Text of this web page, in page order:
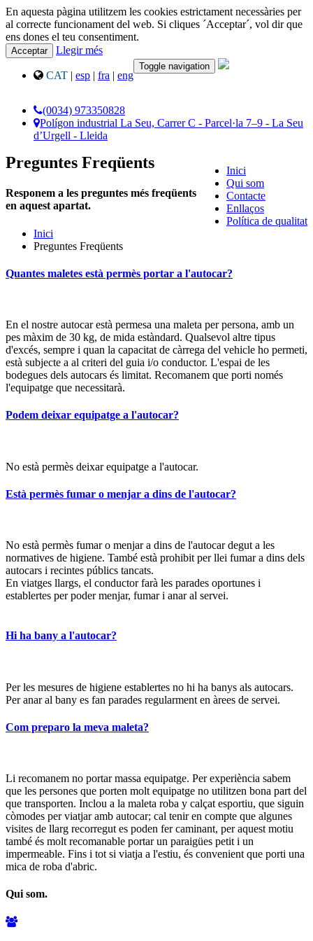
En aquesta pàgina utilitzem les cookies estrictament necessàries per
al correcte funcionament del web. Si cliques ´Acceptar´, vol dir que
ens dones el teu consentiment.
Acceptar Llegir més
CAT | esp | fra | eng
(0034) 973350828
Polígon industrial La Seu, Carrer C - Parcel·la 7–9 - La Seu
d’Urgell - Lleida
Toggle navigation
Inici
Qui som
Contacte
Enllaços
Política de qualitat
Preguntes Freqüents
Responem a les preguntes més freqüents
en aquest apartat.
Inici
Preguntes Freqüents
Quantes maletes està permès portar a l'autocar?
En el nostre autocar està permesa una maleta per persona, amb un
pes màxim de 30 kg, de mida estàndard. Qualsevol altre tipus
d'excés, sempre i quan la capacitat de càrrega del vehicle ho permeti,
està subjecte a al criteri del guia i/o conductor. L'espai de les
bodegues dels autocars és limitat. Recomanem que porti només
l'equipatge que necessitarà.
Podem deixar equipatge a l'autocar?
No està permès deixar equipatge a l'autocar.
Està permès fumar o menjar a dins de l'autocar?
No està permès fumar o menjar a dins de l'autocar degut a les
normatives de higiene. També està prohibit per llei fumar a dins dels
autocars i recintes públics tancats.
En viatges llargs, el conductor farà les parades oportunes i
establertes per poder menjar, fumar i anar al servei.
Hi ha bany a l'autocar?
Per les mesures de higiene establertes no hi ha banys als autocars.
Per anar al bany es fan parades regularment en àrees de servei.
Com preparo la meva maleta?
Li recomanem no portar massa equipatge. Per experiència sabem
que les persones que porten molt equipatge no utilitzen bona part del
que transporten. Inclou a la maleta roba y calçat esportiu, que siguin
còmodes per viatjar amb autocar; cal tenir en compte que algunes
visites de llarg recorregut es poden fer caminant, per aquest motiu
també és molt recomanable portar un paraigües petit i un
impermeable. Fins i tot si viatja a l'estiu, és convenient que porti una
mica de roba d'abric.
Qui som.